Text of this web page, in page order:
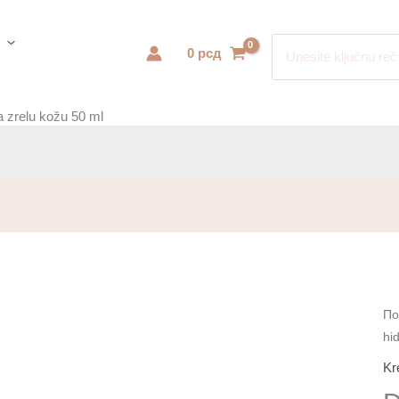
0 рсд
for:
zrelu kožu 50 ml